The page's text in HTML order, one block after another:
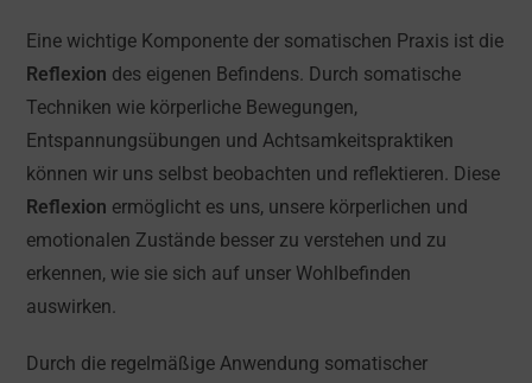
Eine wichtige Komponente der somatischen Praxis ist die
Reflexion des eigenen Befindens. Durch somatische
Techniken wie körperliche Bewegungen,
Entspannungsübungen und Achtsamkeitspraktiken
können wir uns selbst beobachten und reflektieren. Diese
Reflexion ermöglicht es uns, unsere körperlichen und
emotionalen Zustände besser zu verstehen und zu
erkennen, wie sie sich auf unser Wohlbefinden
auswirken.
Durch die regelmäßige Anwendung somatischer